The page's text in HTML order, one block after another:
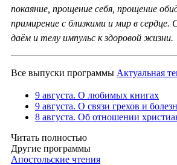
покаяние, прощение себя, прощение
примирение с близкими и мир в сердце.
даём и телу импульс к здоровой жизни.
Все выпуски программы Актуальная
9 августа. О любимых книгах
9 августа. О связи грехов и
8 августа. Об отношении
Читать полностью
Другие программы
Апостольские чтения